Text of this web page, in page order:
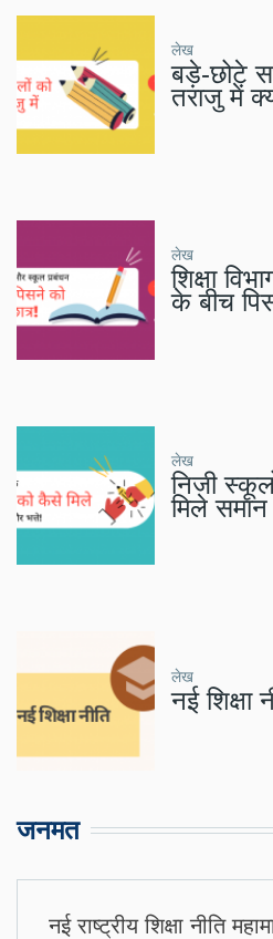
लेख
बड़े-छोटे
तराजु में
लेख
शिक्षा
के बीच
लेख
निजी
मिले
लेख
नई शिक्षा
जनमत
नई राष्ट्रीय शिक्षा नीति